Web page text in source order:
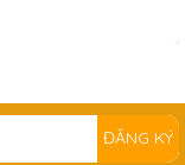
ĐĂNG KÝ